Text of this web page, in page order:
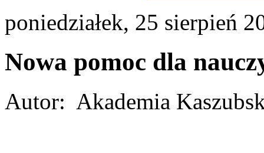
poniedziałek, 25 sierpień
Nowa pomoc dla
Autor: Akademia